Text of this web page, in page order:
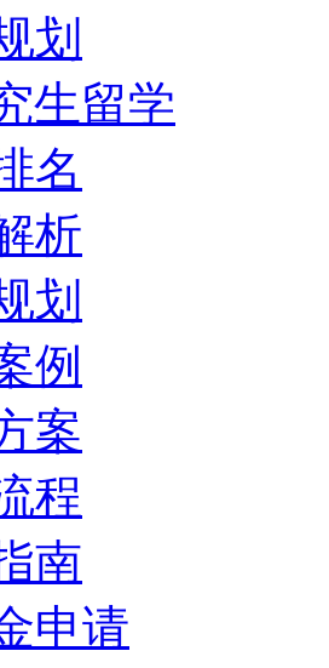
划
生留学
名
析
划
例
案
程
南
申请